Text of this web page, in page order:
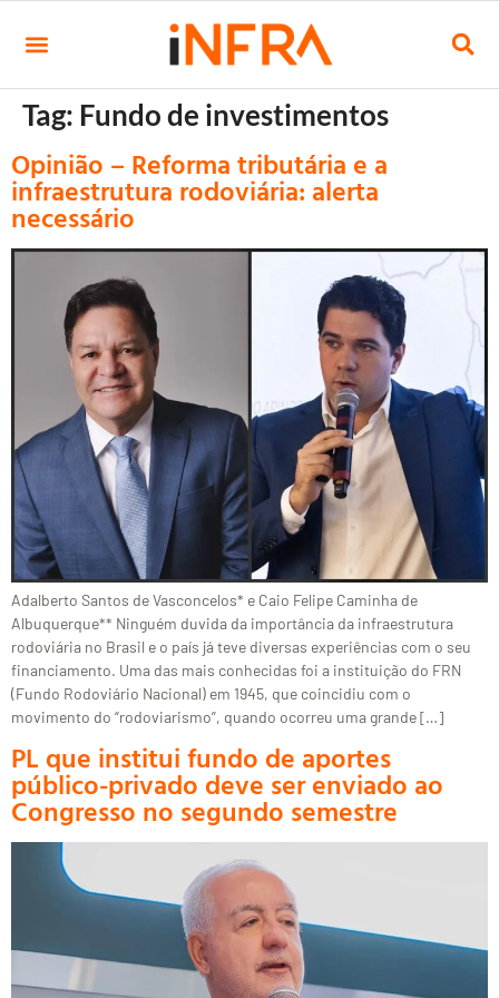
Tag: Fundo de investimentos
Opinião – Reforma tributária e a
infraestrutura rodoviária: alerta
necessário
Adalberto Santos de Vasconcelos* e Caio Felipe Caminha de
Albuquerque** Ninguém duvida da importância da infraestrutura
rodoviária no Brasil e o país já teve diversas experiências com o seu
financiamento. Uma das mais conhecidas foi a instituição do FRN
(Fundo Rodoviário Nacional) em 1945, que coincidiu com o
movimento do “rodoviarismo”, quando ocorreu uma grande […]
PL que institui fundo de aportes
público-privado deve ser enviado ao
Congresso no segundo semestre